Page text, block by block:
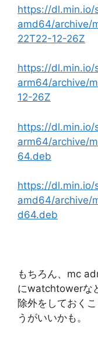
https://dl.min.io/
amd64/archive/
22T22-12-26Z
https://dl.min.io/
arm64/archive/
12-26Z
https://dl.min.io/
arm64/archive/
64.deb
https://dl.min.io/
amd64/archive/
d64.deb
もちろん、mc
にwatchtowerな
除外をしておく
うがいいかも。